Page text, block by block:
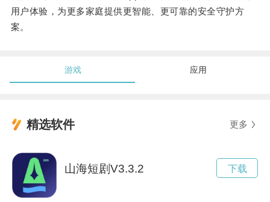
用户体验，为更多家庭提供更智能、更可靠的安全守护方
案。
游戏 应用
精选软件 更多
山海短剧V3.3.2 下载